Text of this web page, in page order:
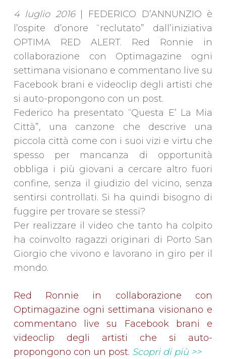
4 luglio 2016| FEDERICO D’ANNUNZIO è
l’ospite d’onore “reclutato” dall’iniziativa
OPTIMA RED ALERT. Red Ronnie in
collaborazione con Optimagazine ogni
settimana visionano e commentano live su
Facebook brani e videoclip degli artisti che
si auto-propongono con un post.
Federico ha presentato “Questa E’ La Mia
Città”, una canzone che descrive una
piccola città come con i suoi vizi e virtu che
spesso per mancanza di opportunità
obbliga i più giovani a cercare altro fuori
confine, senza il giudizio del vicino, senza
sentirsi controllati. Si ha quindi bisogno di
fuggire per trovare se stessi?
Per realizzare il video che tanto ha colpito
ha coinvolto ragazzi originari di Porto San
Giorgio che vivono e lavorano in giro per il
mondo.
Red Ronnie in collaborazione con
Optimagazine ogni settimana visionano e
commentano live su Facebook brani e
videoclip degli artisti che si auto-
propongono con un post. Scopri di più >>